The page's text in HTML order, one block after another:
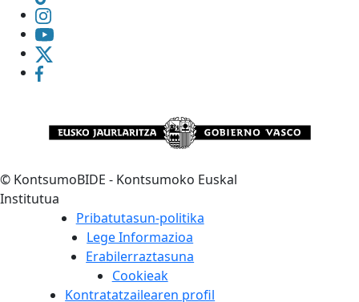
© KontsumoBIDE - Kontsumoko Euskal
Institutua
Pribatutasun-politika
Lege Informazioa
Erabilerraztasuna
Cookieak
Kontratatzailearen profil